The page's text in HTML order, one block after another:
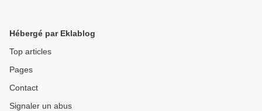
Hébergé par Eklablog
Top articles
Pages
Contact
Signaler un abus